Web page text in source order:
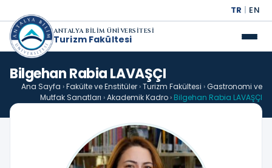
TR | EN
ANTALYA BİLİM ÜNİVERSİTESİ
Turizm Fakültesi
Bilgehan Rabia LAVAŞÇI
Ana Sayfa ›Fakülte ve Enstitüler ›Turizm Fakültesi ›Gastronomi ve
Mutfak Sanatları ›Akademik Kadro › Bilgehan Rabia LAVAŞÇI